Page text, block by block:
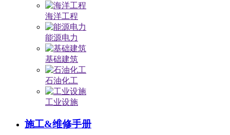
海洋工程
能源电力
基础建筑
石油化工
工业设施
施工&维修手册